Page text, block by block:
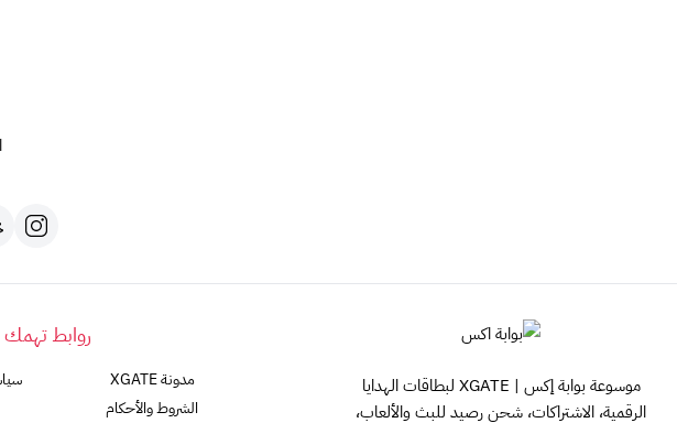
موسوعة بوابة إكس | XGATE لبطاقات الهدايا
الرقمية، الاشتراكات، شحن رصيد للبث والألعاب،
روابط تهمك
مدونة XGATE
الشروط والأحكام